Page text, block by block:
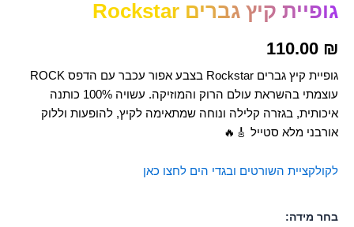
גופיית קיץ גברים Rockstar
110.00 ₪
גופיית קיץ גברים Rockstar בצבע אפור עכבר עם הדפס ROCK
עוצמתי בהשראת עולם הרוק והמוזיקה. עשויה 100% כותנה
איכותית, בגזרה קלילה ונוחה שמתאימה לקיץ, להופעות וללוק
אורבני מלא סטייל 🎸🔥
לקולקציית השורטים ובגדי הים לחצו כאן
בחר מידה: